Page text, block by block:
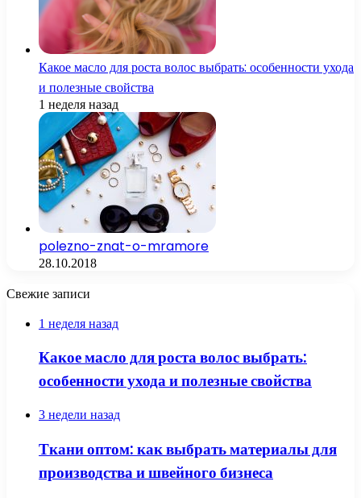
Какое масло для роста волос выбрать: особенности ухода
и полезные свойства
1 неделя назад
polezno-znat-o-mramore
28.10.2018
Свежие записи
1 неделя назад
Какое масло для роста волос выбрать:
особенности ухода и полезные свойства
3 недели назад
Ткани оптом: как выбрать материалы для
производства и швейного бизнеса